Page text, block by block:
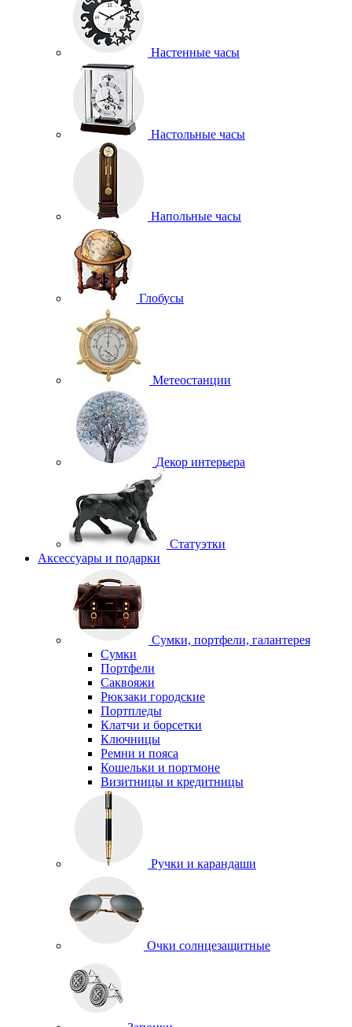
Настенные часы
Настольные часы
Напольные часы
Глобусы
Метеостанции
Декор интерьера
Статуэтки
Аксессуары и подарки
Сумки, портфели, галантерея
Сумки
Портфели
Саквояжи
Рюкзаки городские
Портпледы
Клатчи и борсетки
Ключницы
Ремни и пояса
Кошельки и портмоне
Визитницы и кредитницы
Ручки и карандаши
Очки солнцезащитные